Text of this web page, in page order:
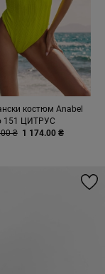
костюм Anabel
151 ЦИТРУС
₴ 1 174.00 ₴